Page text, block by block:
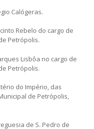
Calógeras.
Rebelo do cargo de
Petrópolis.
Lisbôa no cargo de
Petrópolis.
do Império, das
de Petrópolis,
de S. Pedro de